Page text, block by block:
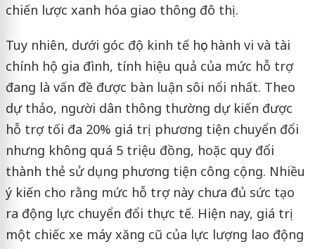
chiến lược xanh hóa giao thông đô thị.
Tuy nhiên, dưới góc độ kinh tế học hành vi và tài
chính hộ gia đình, tính hiệu quả của mức hỗ trợ
đang là vấn đề được bàn luận sôi nổi nhất. Theo
dự thảo, người dân thông thường dự kiến được
hỗ trợ tối đa 20% giá trị phương tiện chuyển đổi
nhưng không quá 5 triệu đồng, hoặc quy đổi
thành thẻ sử dụng phương tiện công cộng. Nhiều
ý kiến cho rằng mức hỗ trợ này chưa đủ sức tạo
ra động lực chuyển đổi thực tế. Hiện nay, giá trị
một chiếc xe máy xăng cũ của lực lượng lao động